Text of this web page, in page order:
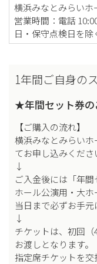
横浜みなとみらいホ
営業時間：電話
日・保守点検日を除
1年間ご自身の
★年間セット券の
【ご購入の流れ】
横浜みなとみらい
てお申し込みくださ
↓
ご入金後には「年
ホール公演用・大
当日まで必ずお手元
↓
チケットは、初回
お渡しとなります
指定席チケットを交